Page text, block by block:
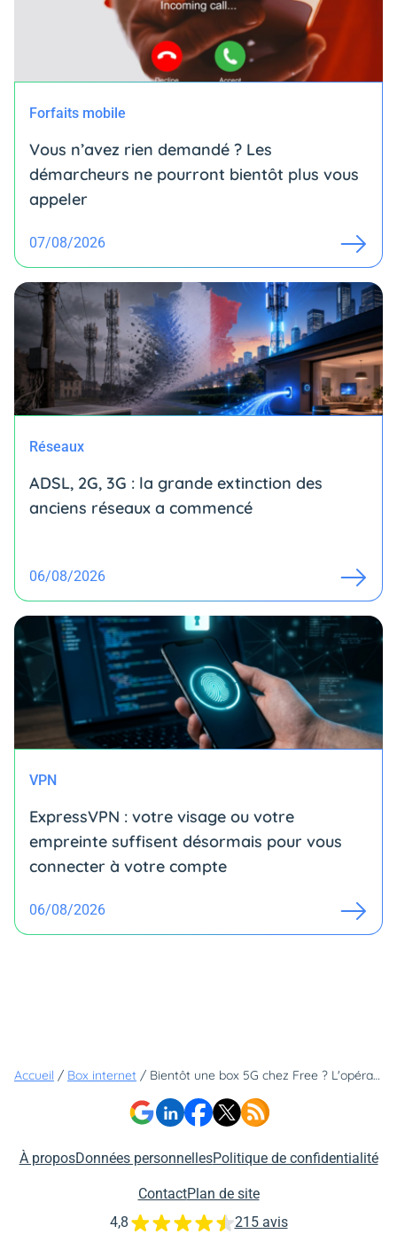
Forfaits mobile
Vous n’avez rien demandé ? Les
démarcheurs ne pourront bientôt plus vous
appeler
07/08/2026
Réseaux
ADSL, 2G, 3G : la grande extinction des
anciens réseaux a commencé
06/08/2026
VPN
ExpressVPN : votre visage ou votre
empreinte suffisent désormais pour vous
connecter à votre compte
06/08/2026
Accueil / Box internet / Bientôt une box 5G chez Free ? L'opérateur sème le doute sur les réseaux sociaux
À proposDonnées personnellesPolitique de confidentialité
ContactPlan de site
4,8
215 avis